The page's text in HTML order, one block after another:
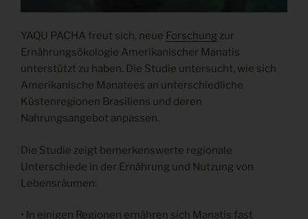
YAQU PACHA freut sich, neue Forschung zur
Ernährungsökologie Amerikanischer Manatis
unterstützt zu haben. Die Studie untersucht, wie sich
Amerikanische Manatees an unterschiedliche
Küstenregionen Brasiliens und deren
Nahrungsangebot anpassen.
Die Studie zeigt bemerkenswerte regionale
Unterschiede in der Ernährung und Nutzung von
Lebensräumen:
• In einigen Regionen ernähren sich Manatis fast